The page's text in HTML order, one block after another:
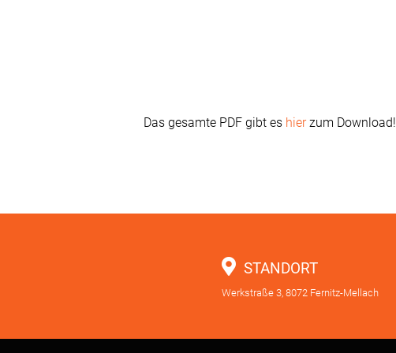
Das gesamte PDF gibt es hierzum Download!
STANDORT
Werkstraße 3, 8072 Fernitz-Mellach